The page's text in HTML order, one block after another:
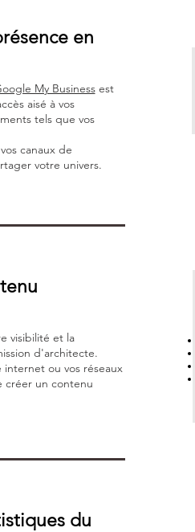
en
My Businessest
aisé à vos
tels que vos
canaux de
votre univers.
visibilité et la
d'architecte.
ou vos réseaux
créer un contenu
du